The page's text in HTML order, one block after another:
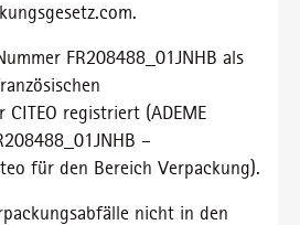
FR208488_01JNHB als
registriert (ADEME
–
für den Bereich Verpackung).
nicht in den